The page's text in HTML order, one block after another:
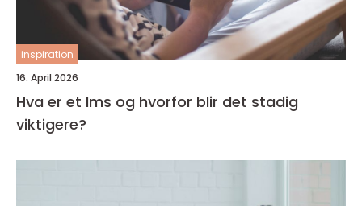
inspiration
16. April 2026
Hva er et lms og hvorfor blir det stadig
viktigere?